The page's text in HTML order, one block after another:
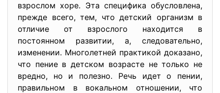
взрослом хоре. Эта специфика обусловлена,
прежде всего, тем, что детский организм в
отличие от взрослого находится в
постоянном развитии, а, следовательно,
изменении. Многолетней практикой доказано,
что пение в детском возрасте не только не
вредно, но и полезно. Речь идет о пении,
правильном в вокальном отношении, что